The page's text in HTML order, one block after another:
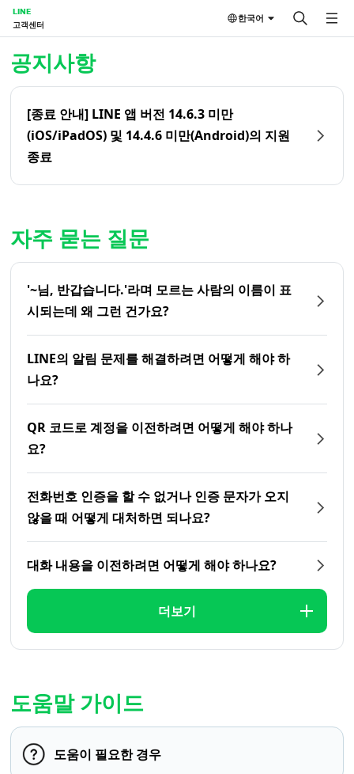
LINE
고객센터
한국어
공지사항
[종료 안내] LINE 앱 버전 14.6.3 미만
(iOS/iPadOS) 및 14.4.6 미만(Android)의 지원
종료
자주 묻는 질문
'~님, 반갑습니다.'라며 모르는 사람의 이름이 표
시되는데 왜 그런 건가요?
LINE의 알림 문제를 해결하려면 어떻게 해야 하
나요?
QR 코드로 계정을 이전하려면 어떻게 해야 하나
요?
전화번호 인증을 할 수 없거나 인증 문자가 오지
않을 때 어떻게 대처하면 되나요?
대화 내용을 이전하려면 어떻게 해야 하나요?
더보기
도움말 가이드
도움이 필요한 경우